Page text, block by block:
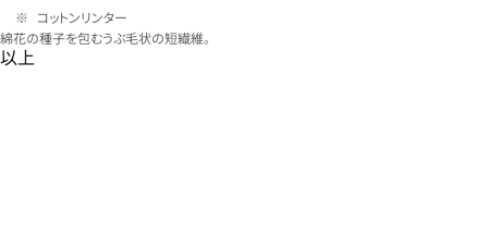
コットンリンター
綿花の種子を包むうぶ毛状の短繊維。
以上